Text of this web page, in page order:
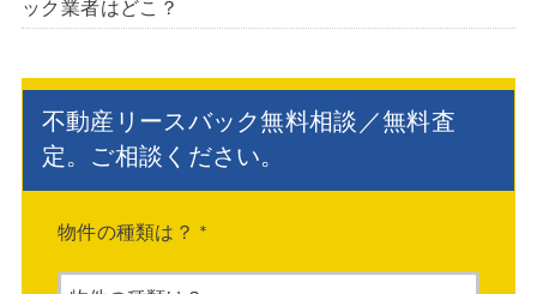
ック業者はどこ？
不動産リースバック無料相談／無料査
定。ご相談ください。
物件の種類は？ *